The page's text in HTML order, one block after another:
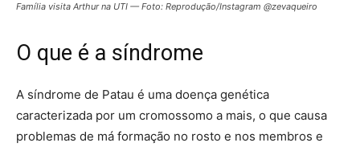
Família visita Arthur na UTI — Foto: Reprodução/Instagram @zevaqueiro
O que é a síndrome
A síndrome de Patau é uma doença genética
caracterizada por um cromossomo a mais, o que causa
problemas de má formação no rosto e nos membros e